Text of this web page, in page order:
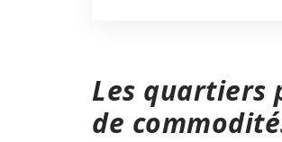
Les quartiers
de